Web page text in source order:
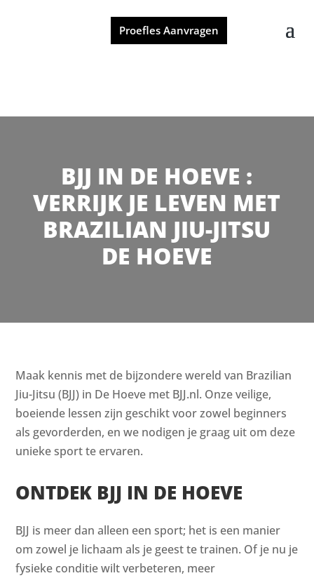
Proefles Aanvragen
BJJ IN DE HOEVE :
VERRIJK JE LEVEN MET
BRAZILIAN JIU-JITSU
DE HOEVE
Maak kennis met de bijzondere wereld van Brazilian
Jiu-Jitsu (BJJ) in De Hoeve met BJJ.nl. Onze veilige,
boeiende lessen zijn geschikt voor zowel beginners
als gevorderden, en we nodigen je graag uit om deze
unieke sport te ervaren.
ONTDEK BJJ IN DE HOEVE
BJJ is meer dan alleen een sport; het is een manier
om zowel je lichaam als je geest te trainen. Of je nu je
fysieke conditie wilt verbeteren, meer